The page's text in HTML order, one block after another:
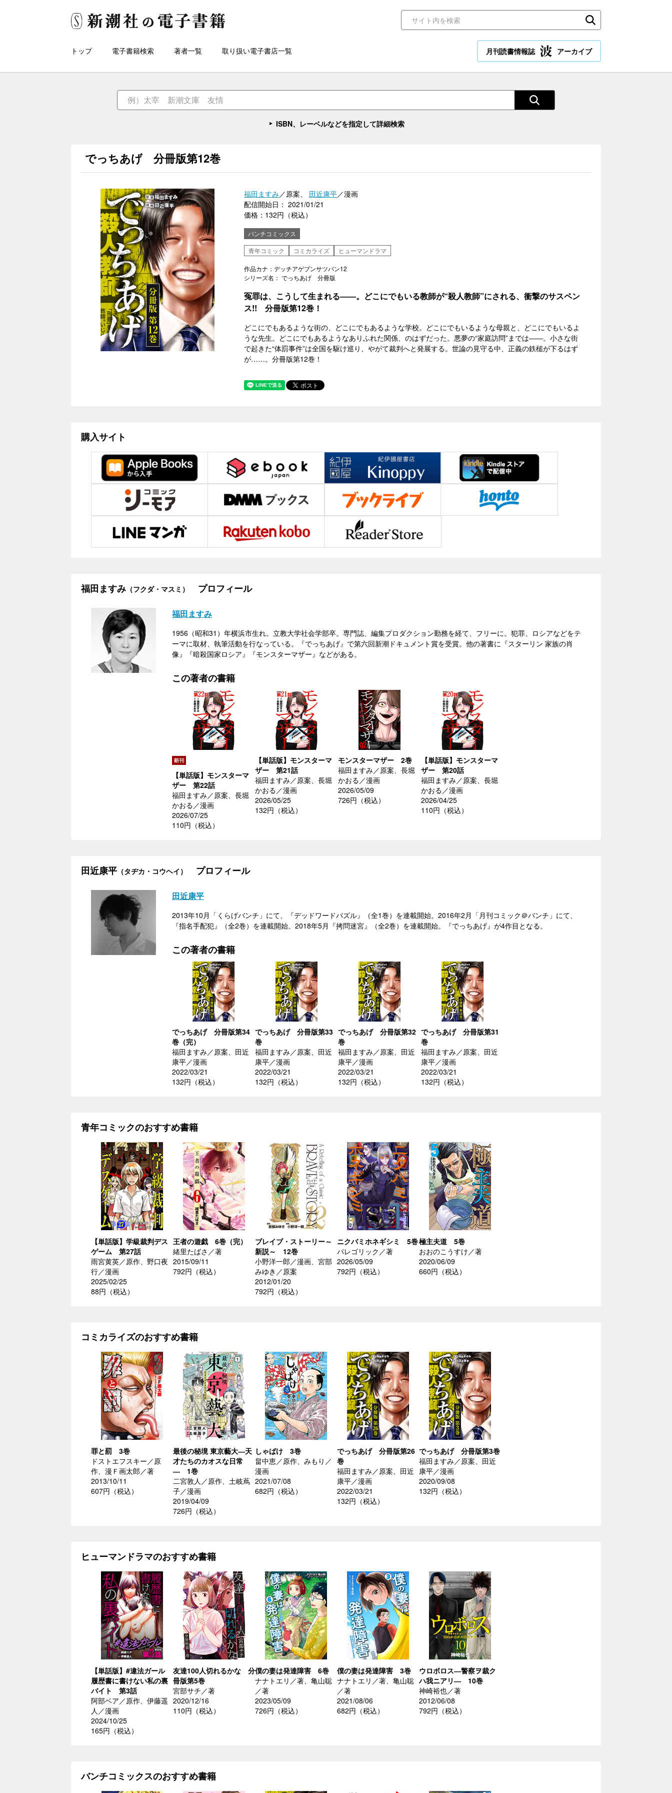
トップ 電子書籍検索 著者一覧 取り扱い電子書店一覧 月刊読書情報誌 アーカイブ
ISBN、レーベルなどを指定して詳細検索
でっちあげ 分冊版第12巻
福田ますみ／原案、 田近康平／漫画
配信開始日： 2021/01/21
価格：132円（税込）
バンチコミックス
青年コミック
コミカライズ ヒューマンドラマ
作品カナ：デッチアゲブンサツバン12
シリーズ名： でっちあげ 分冊版
冤罪は、こうして生まれる――。どこにでもいる教師が“殺人教師”にされる、衝撃のサスペン
ス!! 分冊版第12巻！
どこにでもあるような街の、どこにでもあるような学校。どこにでもいるような母親と、どこにでもいるよ
うな先生。どこにでもあるようなありふれた関係、のはずだった。悪夢の“家庭訪問”までは――。小さな街
で起きた“体罰事件”は全国を駆け巡り、やがて裁判へと発展する。世論の見守る中、正義の鉄槌が下るはず
が……。分冊版第12巻！
購入サイト
福田ますみ （フクダ・マスミ） プロフィール
福田ますみ
1956（昭和31）年横浜市生れ。立教大学社会学部卒。専門誌、編集プロダクション勤務を経て、フリーに。犯罪、ロシアなどをテ
ーマに取材、執筆活動を行なっている。『でっちあげ』で第六回新潮ドキュメント賞を受賞。他の著書に『スターリン 家族の肖
像』『暗殺国家ロシア』『モンスターマザー』などがある。
この著者の書籍
【単話版】モンスターマ
ザー 第22話
福田ますみ／原案、長堀
かおる／漫画
2026/07/25
110円（税込）
【単話版】モンスターマ
ザー 第21話
福田ますみ／原案、長堀
かおる／漫画
2026/05/25
132円（税込）
モンスターマザー 2巻
福田ますみ／原案、長堀
かおる／漫画
2026/05/09
726円（税込）
【単話版】モンスターマ
ザー 第20話
福田ますみ／原案、長堀
かおる／漫画
2026/04/25
110円（税込）
田近康平 （タヂカ・コウヘイ） プロフィール
田近康平
2013年10月「くらげバンチ」にて、『デッドワードパズル』（全1巻）を連載開始。2016年2月「月刊コミック＠バンチ」にて、
『指名手配犯』（全2巻）を連載開始。2018年5月『拷問迷宮』（全2巻）を連載開始。『でっちあげ』が4作目となる。
この著者の書籍
でっちあげ 分冊版第34
巻（完）
福田ますみ／原案、田近
康平／漫画
2022/03/21
132円（税込）
でっちあげ 分冊版第33
巻
福田ますみ／原案、田近
康平／漫画
2022/03/21
132円（税込）
でっちあげ 分冊版第32
巻
福田ますみ／原案、田近
康平／漫画
2022/03/21
132円（税込）
でっちあげ 分冊版第31
巻
福田ますみ／原案、田近
康平／漫画
2022/03/21
132円（税込）
青年コミックのおすすめ書籍
【単話版】学級裁判デス
ゲーム 第27話
雨宮黄英／原作、野口夜
行／漫画
2025/02/25
88円（税込）
王者の遊戯 6巻（完）
緒里たばさ／著
2015/09/11
792円（税込）
ブレイブ・ストーリー～
新説～ 12巻
小野洋一郎／漫画、宮部
みゆき／原案
2012/01/20
792円（税込）
ニクバミホネギシミ 5巻
パレゴリック／著
2026/05/09
792円（税込）
極主夫道 5巻
おおのこうすけ／著
2020/06/09
660円（税込）
コミカライズのおすすめ書籍
罪と罰 3巻
ドストエフスキー／原
作、漫Ｆ画太郎／著
2013/10/11
607円（税込）
最後の秘境 東京藝大―天
才たちのカオスな日常
― 1巻
二宮敦人／原作、土岐蔦
子／漫画
2019/04/09
726円（税込）
しゃばけ 3巻
畠中恵／原作、みもり／
漫画
2021/07/08
682円（税込）
でっちあげ 分冊版第26
巻
福田ますみ／原案、田近
康平／漫画
2022/03/21
132円（税込）
でっちあげ 分冊版第3巻
福田ますみ／原案、田近
康平／漫画
2020/09/08
132円（税込）
ヒューマンドラマのおすすめ書籍
【単話版】#違法ガール
履歴書に書けない私の裏
バイト 第3話
阿部ベア／原作、伊藤遥
人／漫画
2024/10/25
165円（税込）
友達100人切れるかな 分
冊版第5巻
宮部サチ／著
2020/12/16
110円（税込）
僕の妻は発達障害 6巻
ナナトエリ／著、亀山聡
／著
2023/05/09
726円（税込）
僕の妻は発達障害 3巻
ナナトエリ／著、亀山聡
／著
2021/08/06
682円（税込）
ウロボロス―警察ヲ裁ク
ハ我ニアリ― 10巻
神崎裕也／著
2012/06/08
792円（税込）
バンチコミックスのおすすめ書籍